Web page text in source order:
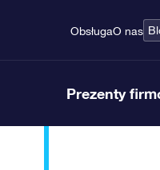
ObsługaO nas
Prezenty